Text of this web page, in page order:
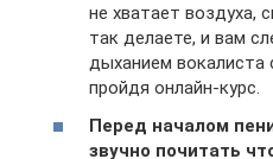
не хватает воздуха,
так делаете, и вам
дыханием вокалиста
пройдя онлайн-курс.
Перед началом
звучно почитать